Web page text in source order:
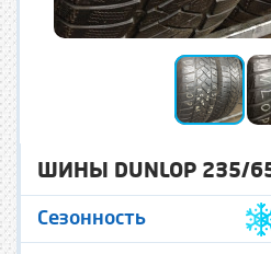
ШИНЫ DUNLOP 235/
Сезонность